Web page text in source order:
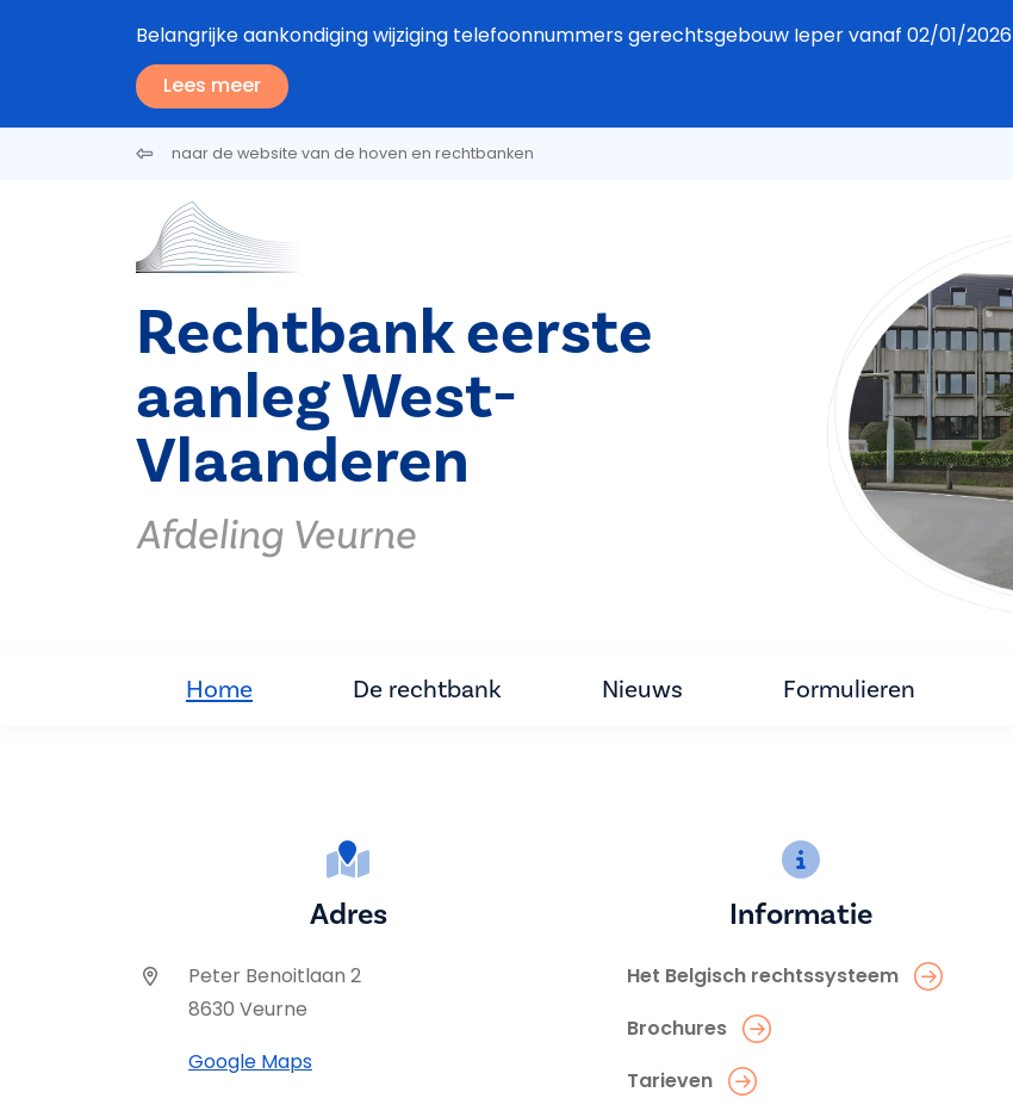
Belangrijke aankondiging wijziging telefoonnummers gerechtsgebouw Ieper vanaf 02/01/2026
Lees meer
naar de website van de hoven en rechtbanken
Rechtbank eerste
aanleg West-
Vlaanderen
Afdeling Veurne
Home De rechtbank Nieuws Formulieren
Adres
Peter Benoitlaan 2
8630 Veurne
Google Maps
Informatie
Het Belgisch rechtssysteem
Brochures
Tarieven